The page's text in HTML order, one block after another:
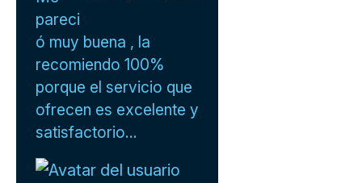
pareci
ó muy buena , la
recomiendo 100%
porque el servicio que
ofrecen es excelente y
satisfactorio...